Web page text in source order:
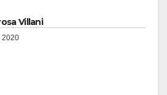
Villani
2020